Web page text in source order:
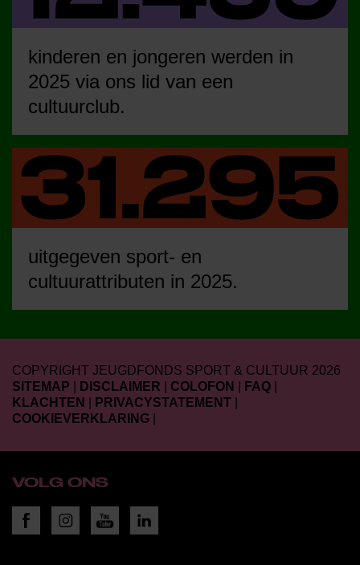
kinderen en jongeren werden in
2025 via ons lid van een
cultuurclub.
uitgegeven sport- en
cultuurattributen in 2025.
COPYRIGHT JEUGDFONDS SPORT & CULTUUR 2026
SITEMAP
DISCLAIMER COLOFON FAQ
KLACHTEN
PRIVACYSTATEMENT
COOKIEVERKLARING
VOLG ONS